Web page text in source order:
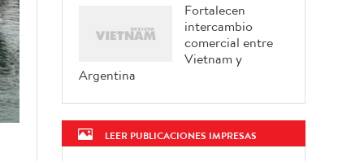
Fortalecen
intercambio
comercial entre
Vietnam y
Argentina
LEER PUBLICACIONES IMPRESAS